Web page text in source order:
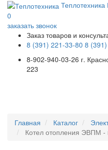
Теплотехника
0
заказать звонок
Заказ товаров и
8 (391) 221-33-80 8
8-902-940-03-26 г.
223
Главная Каталог
Котел отопления ЭВПМ -